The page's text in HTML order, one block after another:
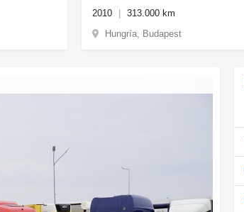
2010
313.000 km
Hungría, Budapest